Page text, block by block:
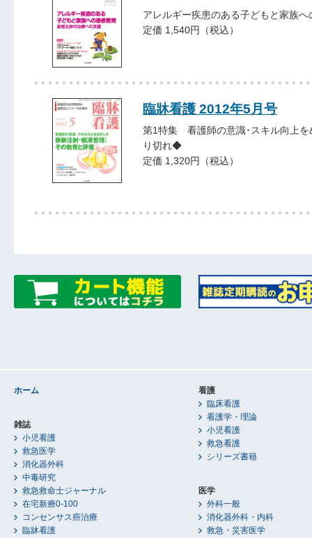
アレルギー疾患のある子どもと家族
定価 1,540円（税込）
臨牀看護 2012年5月号
第1特集 看護師の意識･スキル向上
り切れ◆
定価 1,320円（税込）
ホーム
雑誌
小児看護
救急医学
消化器外科
中毒研究
救急救命士ジャーナル
在宅新療0-100
コンセンサス癌治療
臨牀看護
看護
臨床看護
看護学・理論
小児看護
救急看護
シリーズ書籍
医学
外科一般
消化器外科・内科
救急・災害医学